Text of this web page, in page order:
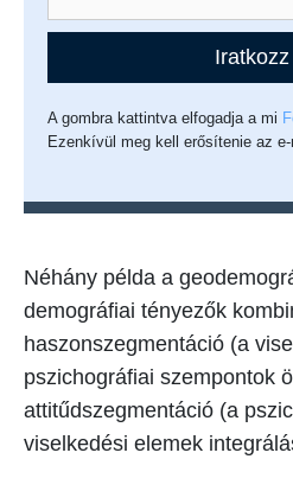
Iratkozz
A gombra kattintva elfogadja a mi
Ezenkívül meg kell erősítenie az
Néhány példa a
demográfiai tényezők
haszonszegmentáció (a
pszichográfiai szempontok
attitűdszegmentáció (a
viselkedési elemek